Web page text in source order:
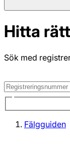
Hitta
Sök med
Fälgguiden